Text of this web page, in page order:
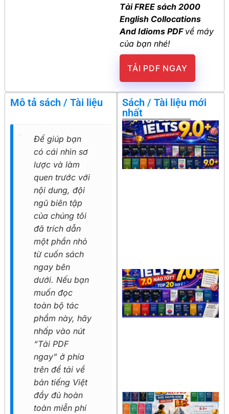
Tải FREE sách 2000
English Collocations
And Idioms PDF về máy
của bạn nhé!
TẢI PDF NGAY
Mô tả sách / Tài liệu
Để giúp bạn
có cái nhìn sơ
lược và làm
quen trước với
nội dung, đội
ngũ biên tập
của chúng tôi
đã trích dẫn
một phần nhỏ
từ cuốn sách
ngay bên
dưới. Nếu bạn
muốn đọc
toàn bộ tác
phẩm này, hãy
nhấp vào nút
“Tải PDF
ngay” ở phía
trên để tải về
bản tiếng Việt
đầy đủ hoàn
toàn miễn phí
Sách / Tài liệu mới
nhất